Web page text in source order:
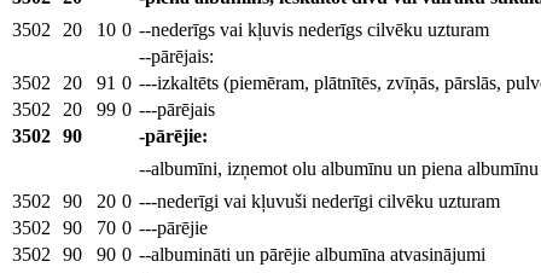
3502
20 10 0 --nederīgs vai kļuvis nederīgs cilvēku uzturam
--pārējais:
3502
20 91 0 ---izkaltēts (piemēram, plātnītēs, zvīņās, pārslās,
3502
20 99 0 ---pārējais
3502 90
-pārējie:
--albumīni, izņemot olu albumīnu un piena
3502
90 20 0 ---nederīgi vai kļuvuši nederīgi cilvēku uzturam
3502
90 70 0 ---pārējie
3502
90 90 0 --albumināti un pārējie albumīna atvasinājumi